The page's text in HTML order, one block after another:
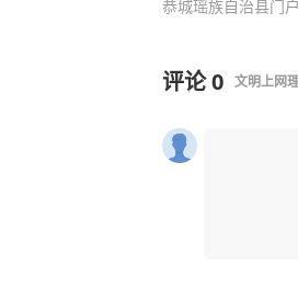
恭城瑶族自治县门
评论0 文明上网